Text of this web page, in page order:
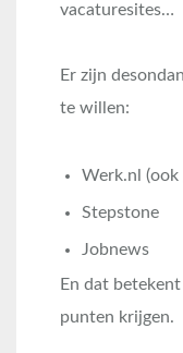
vacaturesites…
Er zijn
te willen:
Werk.nl (ook
Stepstone
Jobnews
En dat
punten krijgen.